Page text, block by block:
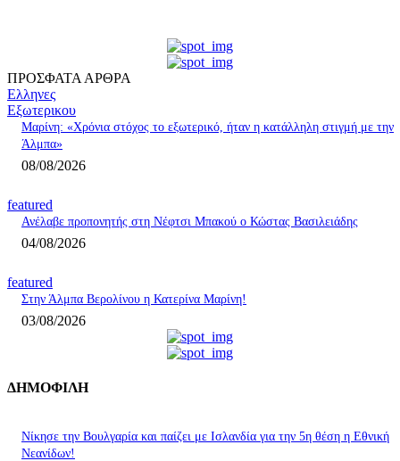
ΠΡΟΣΦΑΤΑ ΑΡΘΡΑ
Ελληνες
Εξωτερικου
Μαρίνη: «Χρόνια στόχος το εξωτερικό, ήταν η κατάλληλη στιγμή με την
Άλμπα»
08/08/2026
featured
Ανέλαβε προπονητής στη Νέφτσι Μπακού ο Κώστας Βασιλειάδης
04/08/2026
featured
Στην Άλμπα Βερολίνου η Κατερίνα Μαρίνη!
03/08/2026
ΔΗΜΟΦΙΛΗ
Nίκησε την Βουλγαρία και παίζει με Ισλανδία για την 5η θέση η Εθνική
Νεανίδων!